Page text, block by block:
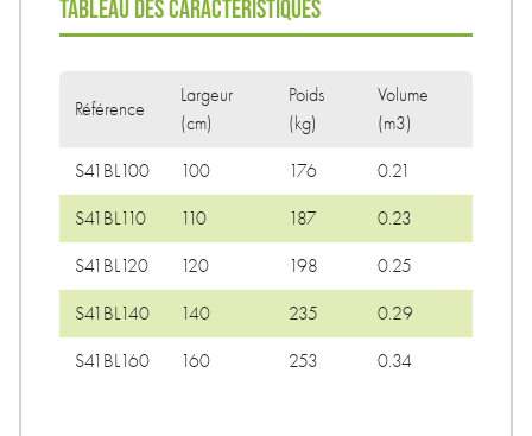
TABLEAU DES CARACTÉRISTIQUES
Référence
Largeur
(cm)
Poids
(kg)
Volume
(m3)
S41BL100 100 176 0.21
S41BL110 110 187 0.23
S41BL120 120 198 0.25
S41BL140 140 235 0.29
S41BL160 160 253 0.34